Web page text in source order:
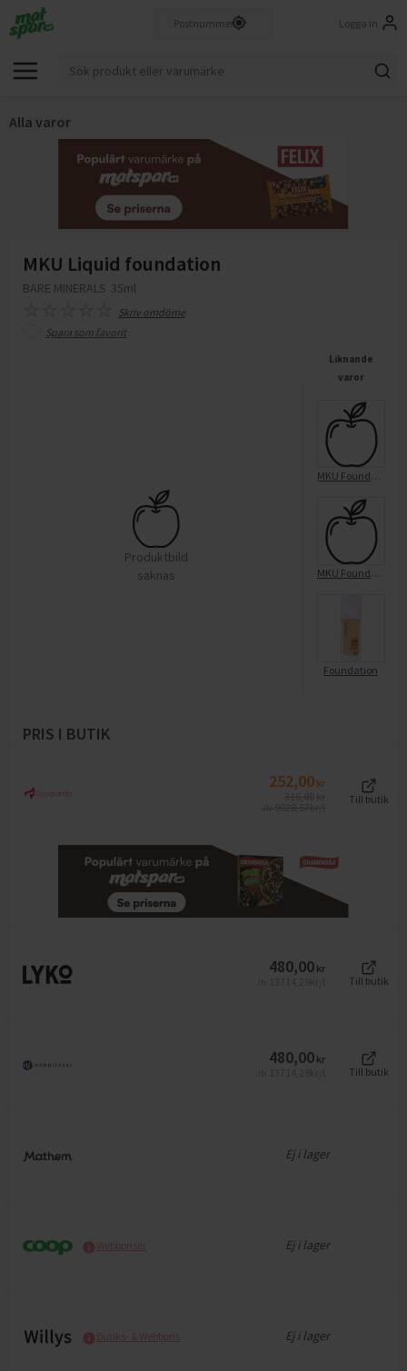
Logga in
Alla varor
MKU Liquid foundation
BARE MINERALS 35ml
Skriv omdöme
Spara som favorit
Produktbild
saknas
Liknande
varor
MKU Foundation
MKU Foundation
Foundation
PRIS I BUTIK
252,00 kr
Till butik
480,00 kr
Till butik
480,00 kr
Till butik
Ej i lager
Webbpriser Ej i lager
Butiks- & Webbpris Ej i lager